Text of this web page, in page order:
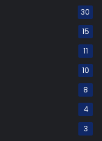
30
15
11
10
8
4
3